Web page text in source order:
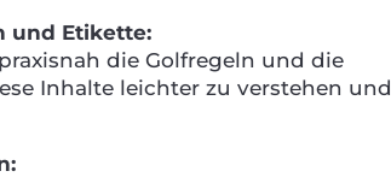
und Etikette:
die Golfregeln und die
Inhalte leichter zu verstehen und